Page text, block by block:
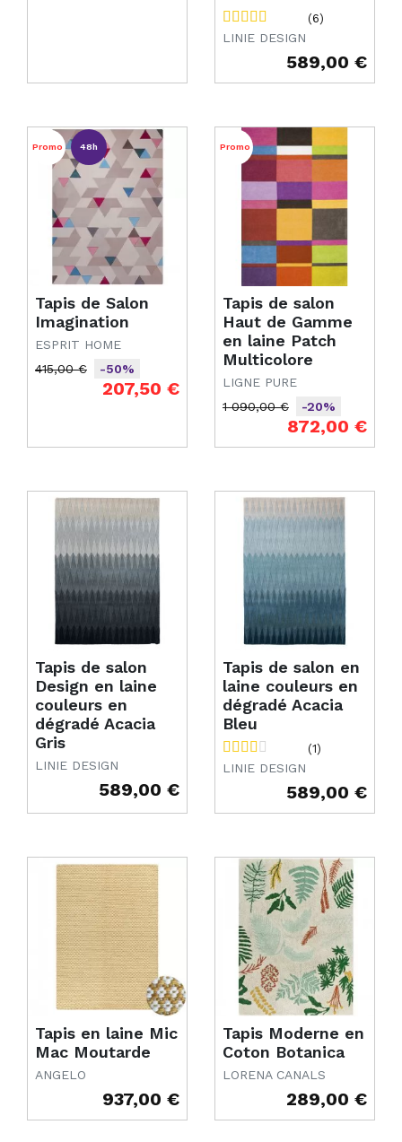
(6)
LINIE DESIGN
589,00 €
Tapis de Salon
Imagination
ESPRIT HOME
Prix de base
415,00 €
-50%
207,50 €
Promo 48h
Tapis de salon
Haut de Gamme
en laine Patch
Multicolore
LIGNE PURE
Prix de base
1 090,00 €
-20%
872,00 €
Promo
Tapis de salon
Design en laine
couleurs en
dégradé Acacia
Gris
LINIE DESIGN
589,00 €
Tapis de salon en
laine couleurs en
dégradé Acacia
Bleu
(1)
LINIE DESIGN
589,00 €
Tapis en laine Mic
Mac Moutarde
ANGELO
937,00 €
Tapis Moderne en
Coton Botanica
LORENA CANALS
289,00 €